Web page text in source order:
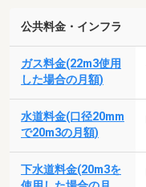
公共料金・インフラ
ガス料金(22m3使用
した場合の月額)
水道料金(口径20mm
で20m3の月額)
下水道料金(20m3を